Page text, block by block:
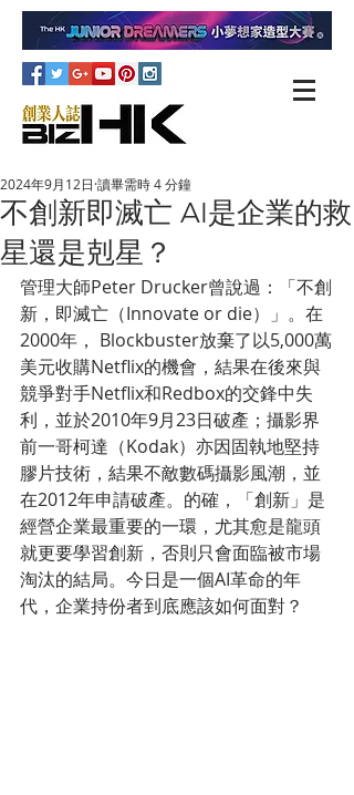
不創新即滅亡 AI是企業的救
星還是剋星？
2024年9月12日 讀畢需時 4 分鐘
管理大師Peter Drucker曾說過：「不創
新，即滅亡（Innovate or die）」。在
2000年， Blockbuster放棄了以5,000萬
美元收購Netflix的機會，結果在後來與
競爭對手Netflix和Redbox的交鋒中失
利，並於2010年9月23日破產；攝影界
前一哥柯達（Kodak）亦因固執地堅持
膠片技術，結果不敵數碼攝影風潮，並
在2012年申請破產。的確，「創新」是
經營企業最重要的一環，尤其愈是龍頭
就更要學習創新，否則只會面臨被市場
淘汰的結局。今日是一個AI革命的年
代，企業持份者到底應該如何面對？